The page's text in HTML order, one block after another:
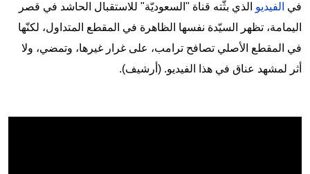
في الفيديو الذي بثّته قناة "السعوديّة" للاستقبال الحاشد في قصر
اليمامة، تظهر السيّدة نفسها الظاهرة في المقطع المتداول، لكنّها
في المقطع الأصلي تصافح ترامب، على غرار غيرها، وتمضي، ولا
أثر لمشهد عناق في هذا الفيديو. (أرشيف).